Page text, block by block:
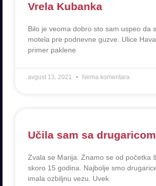
Vrela Kubanka
Bilo je veoma dobro sto sam uspeo da
motela pre podnevne guzve. Ulice
primer paklene
avgust 13, 2021 Nema komentara
Učila sam sa drugaricom
Zvala se Marija. Znamo se od početka
skoro 15 godina. Najbolje smo
imala ozbiljnu vezu. Uvek